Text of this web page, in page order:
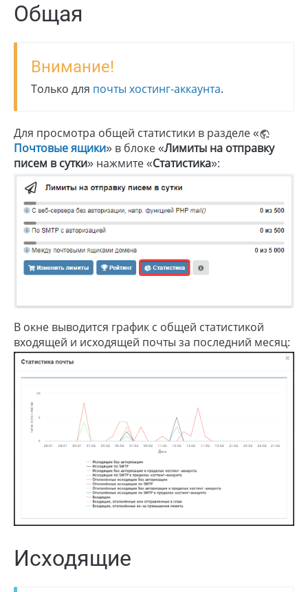
Общая
Внимание!
Только для почты хостинг-аккаунта.
Для просмотра общей статистики в разделе «
Почтовые ящики» в блоке «Лимиты на отправку
писем в сутки» нажмите «Статистика»:
В окне выводится график с общей статистикой
входящей и исходящей почты за последний месяц:
Исходящие